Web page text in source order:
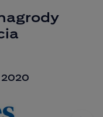
2020